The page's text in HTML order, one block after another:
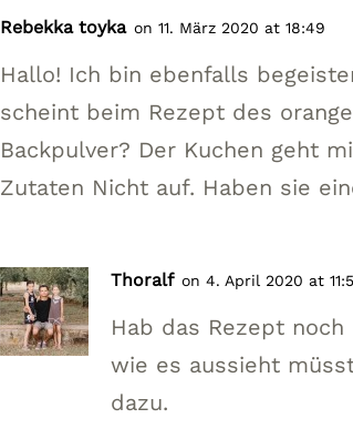
Rebekka toyka on 11. März 2020 at 18:49
Hallo! Ich bin ebenfalls
scheint beim Rezept des
Backpulver? Der Kuchen geht
Zutaten Nicht auf. Haben sie
Thoralf on 4. April 2020 at
Hab das Rezept
wie es aussieht
dazu.